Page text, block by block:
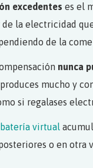
excedentes es el
la electricidad
de la
nunca
mucho y
si regalases
batería virtual
o en